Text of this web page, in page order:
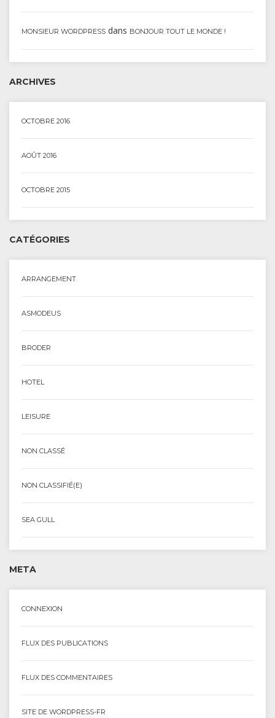
MONSIEUR WORDPRESS dans BONJOUR TOUT LE MONDE !
ARCHIVES
OCTOBRE 2016
AOÛT 2016
OCTOBRE 2015
CATÉGORIES
ARRANGEMENT
ASMODEUS
BRODER
HOTEL
LEISURE
NON CLASSÉ
NON CLASSIFIÉ(E)
SEA GULL
META
CONNEXION
FLUX DES PUBLICATIONS
FLUX DES COMMENTAIRES
SITE DE WORDPRESS-FR